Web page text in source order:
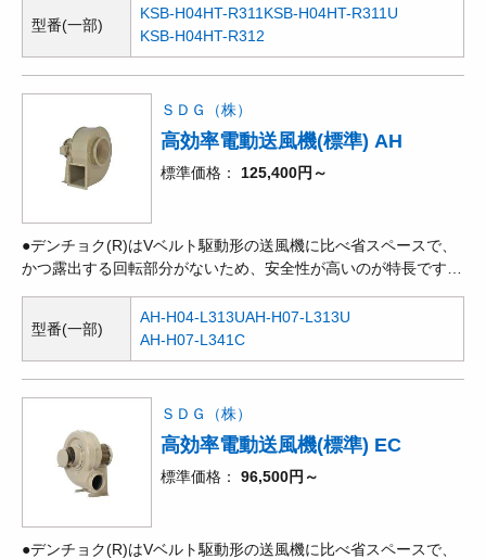
め、効率も良く、騒音も低い値になります。風量、静圧とも高範
囲に使用できます。●風量が多く、選定範囲の広い多目的送風機
です。●電動機部とケーシング部が分離した構造で、軸受への水
分の浸入や粉じんの混入を防いでいます。●耐熱シルバー。
型番(一部)
KSB-H04HT-R311 KSB-H04HT-R311U
KSB-H04HT-R312
ＳＤＧ（株）
高効率電動送風機(標準) AH
標準価格 125,400円～
●デンチョク(R)はVベルト駆動形の送風機に比べ省スペースで、
かつ露出する回転部分がないため、安全性が高いのが特長です。
しているため、最も効率が良く、特に騒音は大幅に低くなりま
す。●時代の要求に合わせた送風機です。同性能のターボ型送風
機と比較して、騒音は5～7dB低く、効率は約10%高くなってい
ます。●標準塗装色マンセル2.5Y6/2。
型番(一部)
AH-H04-L313UAH-H07-L313U
AH-H07-L341C
ＳＤＧ（株）
高効率電動送風機(標準) EC
標準価格 96,500円～
●デンチョク(R)はVベルト駆動形の送風機に比べ省スペースで、